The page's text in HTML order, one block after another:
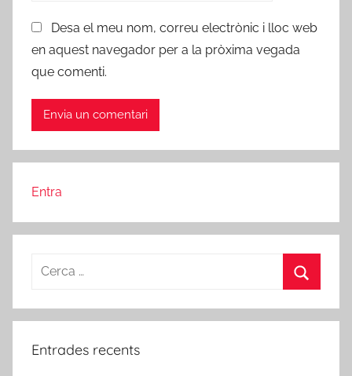
Desa el meu nom, correu electrònic i lloc web
en aquest navegador per a la pròxima vegada
que comenti.
Entra
Cerca:
Entrades recents